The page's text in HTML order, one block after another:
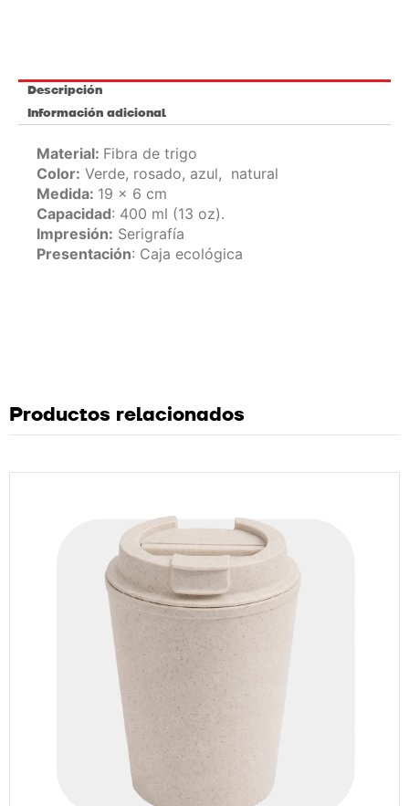
Descripción
Información adicional
Material: Fibra de trigo
Color: Verde, rosado, azul, natural
Medida: 19 x 6 cm
Capacidad: 400 ml (13 oz).
Impresión: Serigrafía
Presentación: Caja ecológica
Productos relacionados